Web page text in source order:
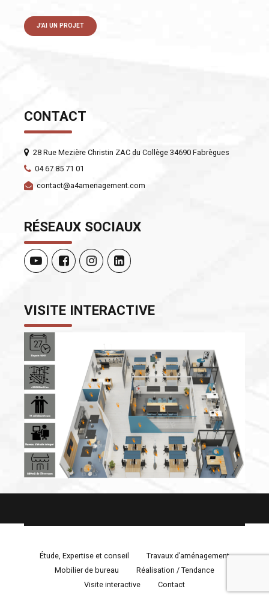
J'AI UN PROJET
CONTACT
28 Rue Mezière Christin ZAC du Collège 34690 Fabrègues
04 67 85 71 01
contact@a4amenagement.com
RÉSEAUX SOCIAUX
VISITE INTERACTIVE
Étude, Expertise et conseil
Travaux d’aménagement
Mobilier de bureau
Réalisation / Tendance
Visite interactive
Contact